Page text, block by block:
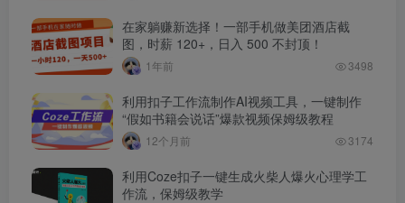
在家躺赚新选择！一部手机做美团酒店截
图，时薪 120+，日入 500 不封顶！
1年前 3498
利用扣子工作流制作AI视频工具，一键制作
“假如书籍会说话”爆款视频保姆级教程
12个月前 3174
利用Coze扣子一键生成火柴人爆火心理学工
作流，保姆级教学